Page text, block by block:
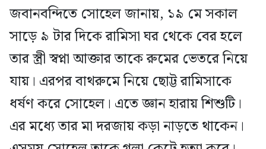
জবানবন্দিতে সোহেল জানায়, ১৯ মে সকাল
সাড়ে ৯ টার দিকে রামিসা ঘর থেকে বের হলে
তার স্ত্রী স্বপ্না আক্তার তাকে রুমের ভেতরে নিয়ে
যায়। এরপর বাথরুমে নিয়ে ছোট্ট রামিসাকে
ধর্ষণ করে সোহেল। এতে জ্ঞান হারায় শিশুটি।
এর মধ্যে তার মা দরজায় কড়া নাড়তে থাকেন।